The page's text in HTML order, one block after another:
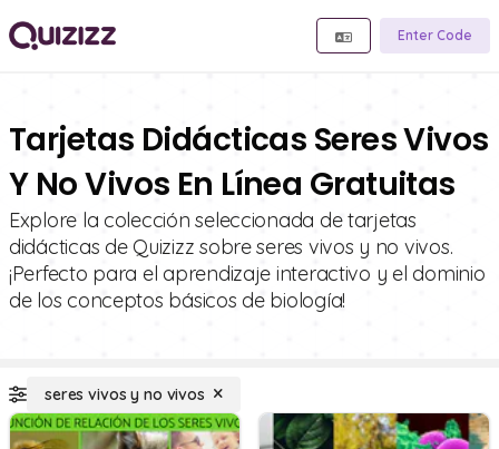
Enter Code
Tarjetas Didácticas Seres Vivos
Y No Vivos En Línea Gratuitas
Explore la colección seleccionada de tarjetas
didácticas de Quizizz sobre seres vivos y no vivos.
¡Perfecto para el aprendizaje interactivo y el dominio
de los conceptos básicos de biología!
seres vivos y no vivos